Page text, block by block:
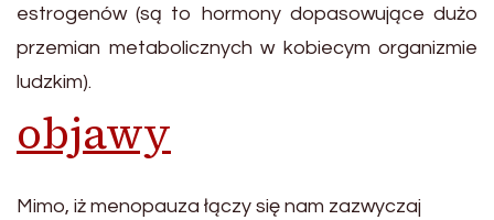
estrogenów (są to hormony dopasowujące dużo
przemian metabolicznych w kobiecym organizmie
ludzkim).
objawy
Mimo, iż menopauza łączy się nam zazwyczaj